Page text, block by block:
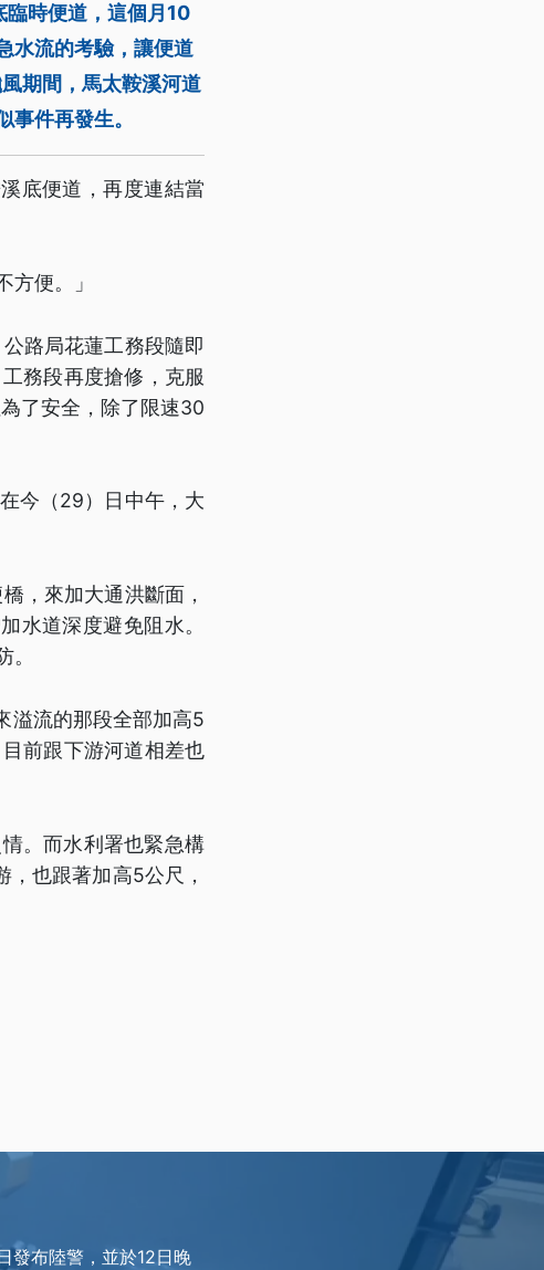
時便道，這個月10
水流的考驗，讓便道
期間，馬太鞍溪河道
件再發生。
底便道，再度連結當
便。」
路局花蓮工務段隨即
務段再度搶修，克服
了安全，除了限速30
今（29）日中午，大
，來加大通洪斷面，
水道深度避免阻水。
溢流的那段全部加高5
前跟下游河道相差也
。而水利署也緊急構
也跟著加高5公尺，
發布陸警，並於12日晚